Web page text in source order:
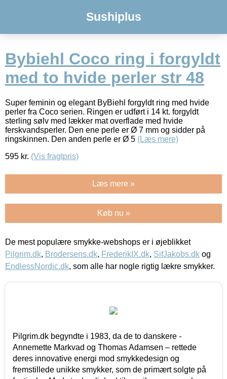
Sushiplus
Bybiehl Coco ring i forgyldt
med to hvide perler str 48
Super feminin og elegant ByBiehl forgyldt ring med hvide
perler fra Coco serien. Ringen er udført i 14 kt. forgyldt
sterling sølv med lækker mat overflade med hvide
ferskvandsperler. Den ene perle er Ø 7 mm og sidder på
ringskinnen. Den anden perle er Ø 5 (Læs mere)
595 kr. (Vis fragtpris)
Læs mere »
Køb nu »
De mest populære smykke-webshops er i øjeblikket
Pilgrim.dk, Brodersens.dk, FrederikIX.dk, SifJakobs.dk og
EndlessNordic.dk, som alle har nogle rigtig lækre smykker.
Pilgrim.dk begyndte i 1983, da de to danskere -
Annemette Markvad og Thomas Adamsen – rettede
deres innovative energi mod smykkedesign og
fremstillede unikke smykker, som de primært solgte på